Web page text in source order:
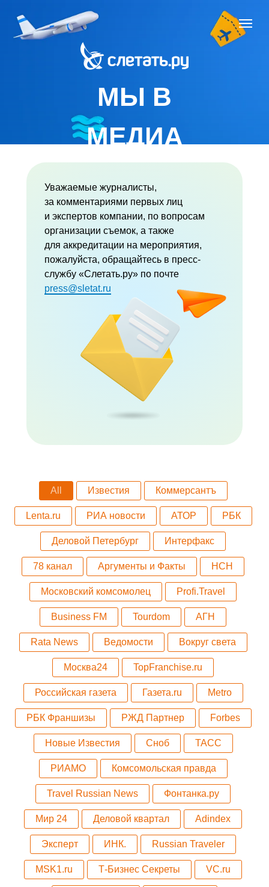
МЫ В
МЕДИА
Уважаемые журналисты,
за комментариями первых лиц
и экспертов компании, по вопросам
организации съемок, а также
для аккредитации на мероприятия,
пожалуйста, обращайтесь в пресс-
службу «Слетать.ру» по почте
press@sletat.ru
All Известия Коммерсантъ
Lenta.ru РИА новости АТОР РБК
Деловой Петербург Интерфакс
78 канал Аргументы и Факты НСН
Московский комсомолец Profi.Travel
Business FM Tourdom АГН
Rata News Ведомости Вокруг света
Москва24 TopFranchise.ru
Российская газета Газета.ru Metro
РБК Франшизы РЖД Партнер Forbes
Новые Известия Сноб ТАСС
РИАМО Комсомольская правда
Travel Russian News Фонтанка.ру
Мир 24 Деловой квартал Adindex
Эксперт ИНК. Russian Traveler
MSK1.ru Т-Бизнес Секреты VC.ru